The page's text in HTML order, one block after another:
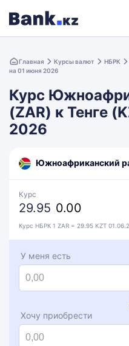
Главная Курсы валют НБРК
на 01 июня 2026
Курс
(ZAR) к Тенге
2026
Южноафриканский
Курс
29.95 0.00
Курс НБРК 1 ZAR = 29.95 KZT
У меня есть
Хочу приобрести